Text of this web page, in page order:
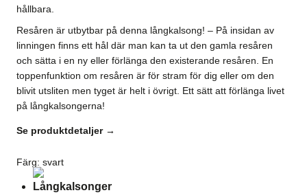
hållbara.
Resåren är utbytbar på denna långkalsong! – På insidan av
linningen finns ett hål där man kan ta ut den gamla resåren
och sätta i en ny eller förlänga den existerande resåren. En
toppenfunktion om resåren är för stram för dig eller om den
blivit utsliten men tyget är helt i övrigt. Ett sätt att förlänga livet
på långkalsongerna!
Se produktdetaljer →
Färg: svart